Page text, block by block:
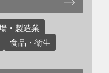
・製造業
食品・衛生